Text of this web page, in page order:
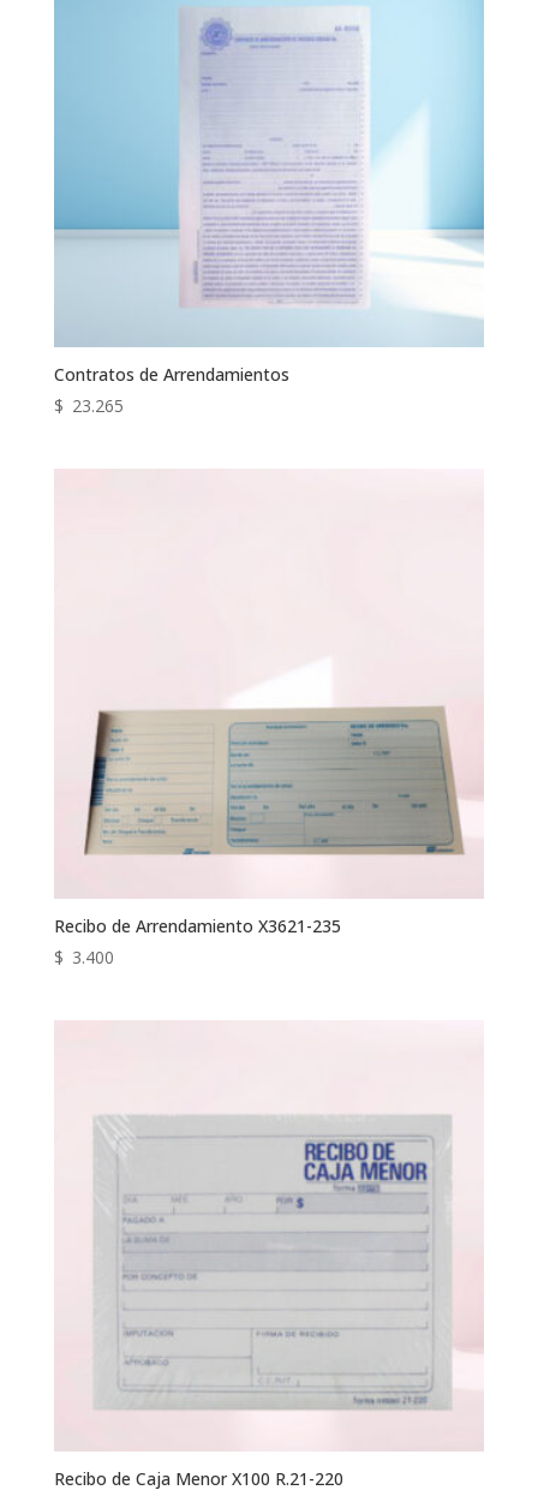
Contratos de Arrendamientos
$ 23.265
Recibo de Arrendamiento X3621-235
$ 3.400
Recibo de Caja Menor X100 R.21-220